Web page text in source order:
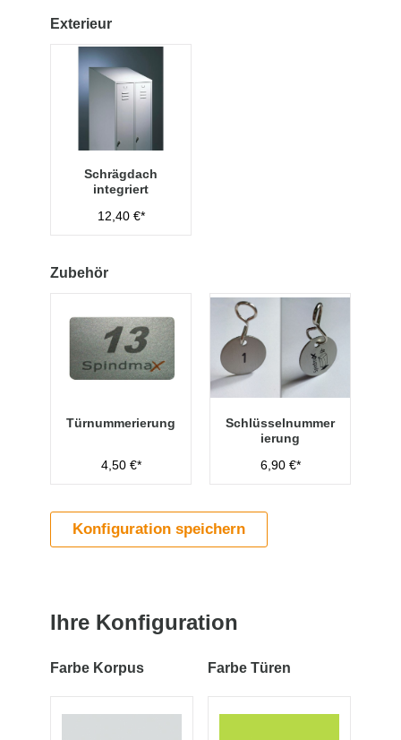
Exterieur
Schrägdach
integriert
12,40 €*
Zubehör
Türnummerierung
4,50 €*
Schlüsselnummer
ierung
6,90 €*
Konfiguration speichern
Ihre Konfiguration
Farbe Korpus Farbe Türen